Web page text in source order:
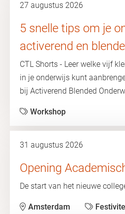
27 augustus 2026
5 snelle tips om je
activerend en
CTL Shorts - Leer welke vijf
in je onderwijs kunt
bij Activerend Blended
Workshop
31 augustus 2026
Opening
De start van het nieuwe
Amsterdam